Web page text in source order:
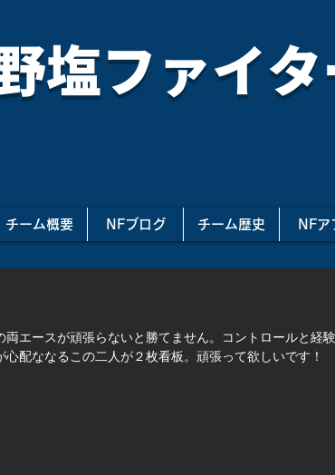
塩ファイ
チーム概要 NFブログ チーム歴史 NFア
エースが頑張らないと勝てません。コントロールと経
配ななるこの二人が２枚看板。頑張って欲しいです！